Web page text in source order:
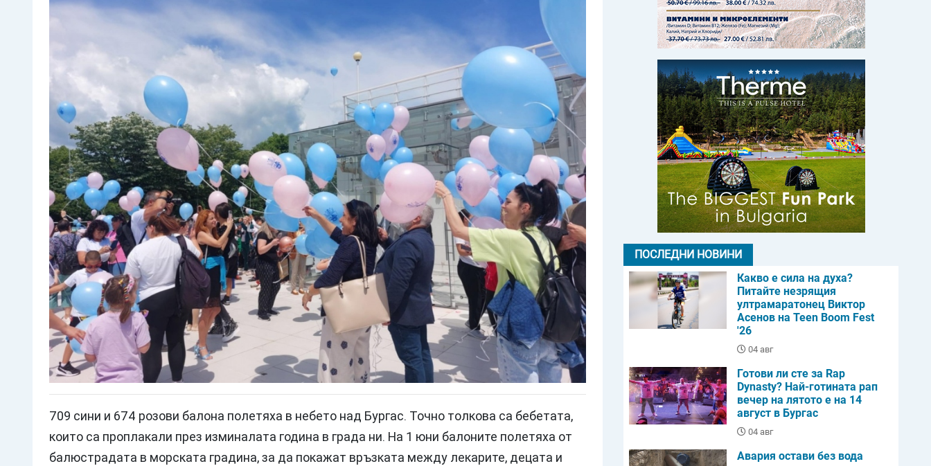
709 сини и 674 розови балона полетяха в небето над Бургас. Точно толкова са бебетата,
които са проплакали през изминалата година в града ни. На 1 юни балоните полетяха от
балюстрадата в морската градина, за да покажат връзката между лекарите, децата и
ПОСЛЕДНИ НОВИНИ
Какво е сила на духа?
Питайте незрящия
ултрамаратонец Виктор
Асенов на Teen Boom Fest
'26
04 авг
Готови ли сте за Rap
Dynasty? Най-готината рап
вечер на лятото е на 14
август в Бургас
04 авг
Авария остави без вода